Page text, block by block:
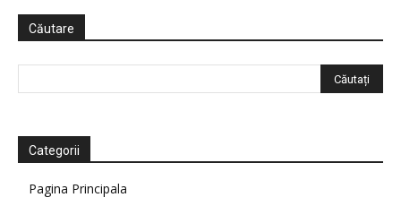
Căutare
Categorii
Pagina Principala